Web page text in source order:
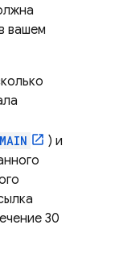
вашем
) и
30